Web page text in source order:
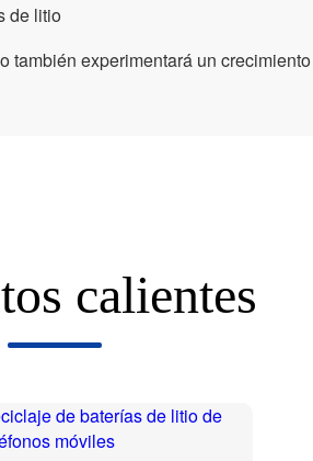
de litio
también experimentará un
calientes